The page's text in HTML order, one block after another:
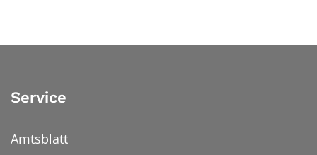
Service
Amtsblatt